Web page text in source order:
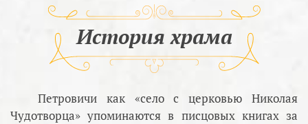
История храма
Петровичи как «село с церковью Николая
Чудотворца» упоминаются в писцовых книгах за